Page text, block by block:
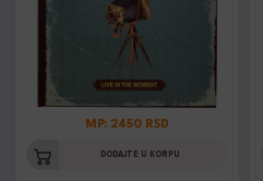
MP: 2450 RSD
DODAJTE U KORPU